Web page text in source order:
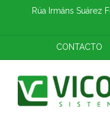
Rúa Irmáns Suárez
CONTACTO